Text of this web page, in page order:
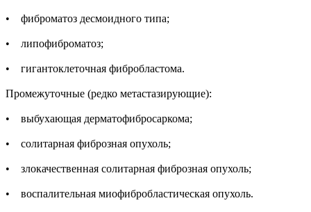
• фиброматоз десмоидного типа;
• липофиброматоз;
• гигантоклеточная фибробластома.
Промежуточные (редко метастазирующие):
• выбухающая дерматофибросаркома;
• солитарная фиброзная опухоль;
• злокачественная солитарная фиброзная опухоль;
• воспалительная миофибробластическая опухоль.